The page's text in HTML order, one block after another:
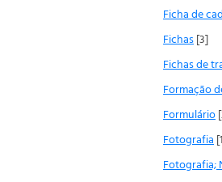
Ficha de
Fichas[3]
Fichas de
Formação
Formulário
Fotografia
Fotografia;